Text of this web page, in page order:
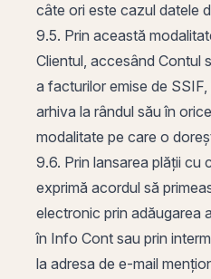
câte ori este cazul datele
9.5. Prin această
Clientul, accesând Contul
a facturilor emise de
arhiva la rândul său în
modalitate pe care o
9.6. Prin lansarea plății cu
exprimă acordul să
electronic prin adăugarea
în Info Cont sau prin
la adresa de e-mail